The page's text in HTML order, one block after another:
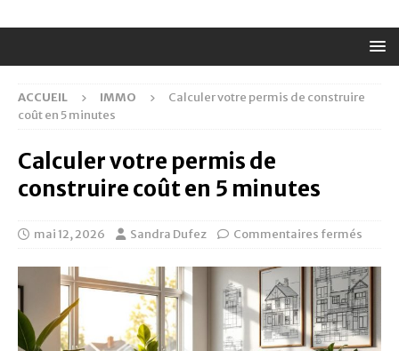
ACCUEIL IMMO
Calculer votre permis de construire
coût en 5 minutes
Calculer votre permis de
construire coût en 5 minutes
mai 12, 2026 Sandra Dufez Commentaires fermés